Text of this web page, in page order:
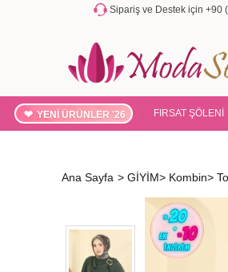
Sipariş ve Destek için +90
YENİ ÜRÜNLER '26 FIRSAT ŞÖLENİ
Ana Sayfa > GİYİM> Kombin>